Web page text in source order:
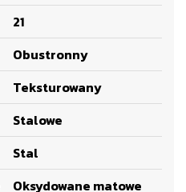
21
Obustronny
Teksturowany
Stalowe
Stal
Oksydowane matowe